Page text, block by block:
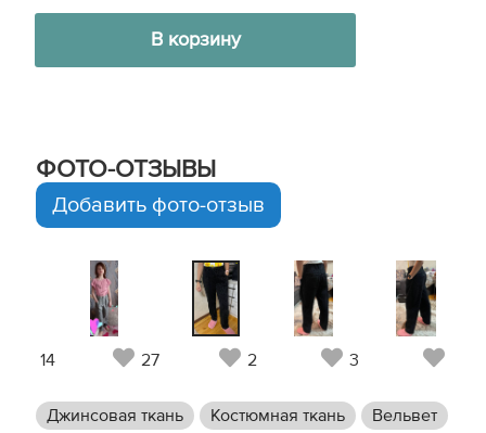
В корзину
ФОТО-ОТЗЫВЫ
Добавить фото-отзыв
14 27 2 3
Джинсовая ткань Костюмная ткань
Вельвет